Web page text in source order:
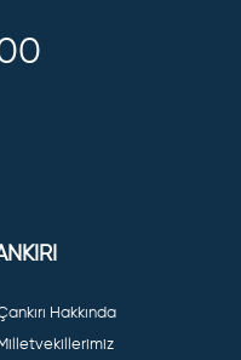
Hakkında
Milletvekillerimiz